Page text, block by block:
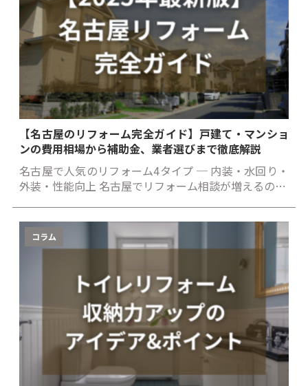
【名古屋のリフォーム完全ガイド】戸建て・マンショ
ンの費用相場から補助金、業者選びまで徹底解説
名古屋で人気のリフォーム4タイプ ─ 内装・水回り・
外装・性能向上 名古屋でリフォーム相談が増えるの…
コラム